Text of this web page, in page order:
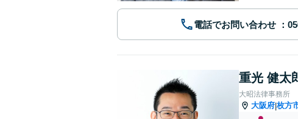
電話でお問い合わせ
重光 健太
大昭法律事務所
大阪府|枚方